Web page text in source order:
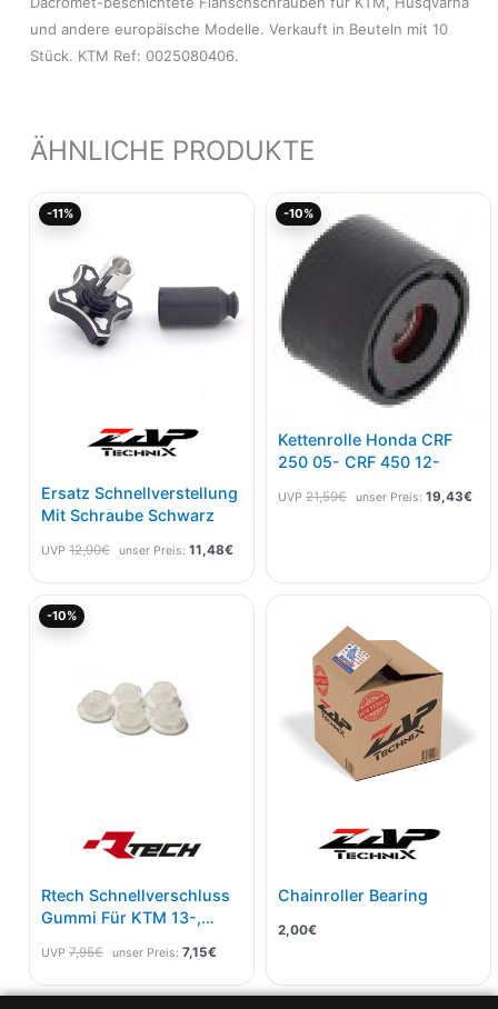
und andere europäische Modelle. Verkauft in Beuteln mit 10
Stück. KTM Ref: 0025080406.
ÄHNLICHE PRODUKTE
-11%
Ersatz Schnellverstellung
Mit Schraube Schwarz
UVP 12,90€ unser Preis: 11,48€
Aktueller
-10%
Kettenrolle Honda CRF
250 05- CRF 450 12-
UVP 21,59€
Preis
war:
unser Preis: 19,43€
-10%
Rtech Schnellverschluss
Gummi Für KTM 13-,
21- 5 Pak Neutral
UVP 7,95€ unser Preis: 7,15€
Chainroller Bearing
2,00€